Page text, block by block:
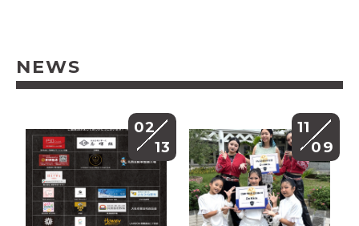
NEWS
02
13
11
09